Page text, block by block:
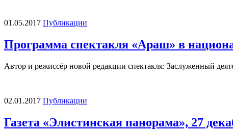
01.05.2017 Публикации
Программа спектакля «Араш» в
Автор и режиссёр новой редакции спектакля: Заслуженный
02.01.2017 Публикации
Газета «Элистинская панорама», 27